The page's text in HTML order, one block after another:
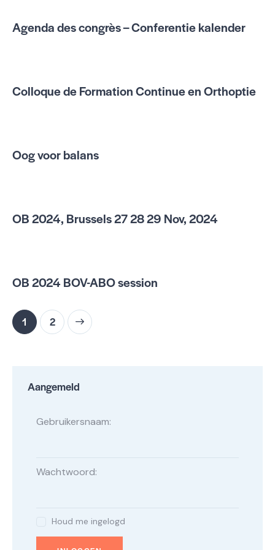
Agenda des congrès – Conferentie kalender
Colloque de Formation Continue en Orthoptie
Oog voor balans
OB 2024, Brussels 27 28 29 Nov, 2024
OB 2024 BOV-ABO session
1 2
Aangemeld
Gebruikersnaam:
Wachtwoord:
Houd me ingelogd